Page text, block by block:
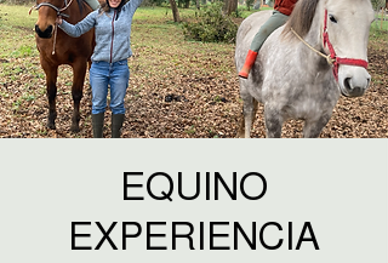
EQUINO
EXPERIENCIA